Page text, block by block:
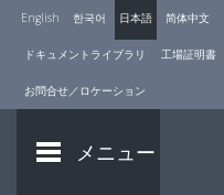
English 한국어 日本語 简体中文
ドキュメントライブラリ 工場証明書
お問合せ／ロケーション
メニュー